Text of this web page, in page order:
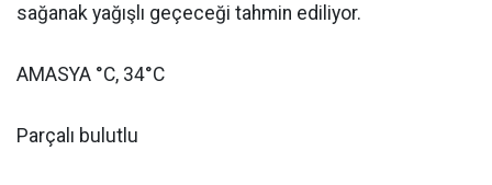
sağanak yağışlı geçeceği tahmin ediliyor.
AMASYA °C, 34°C
Parçalı bulutlu